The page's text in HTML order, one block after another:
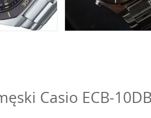
Casio ECB-